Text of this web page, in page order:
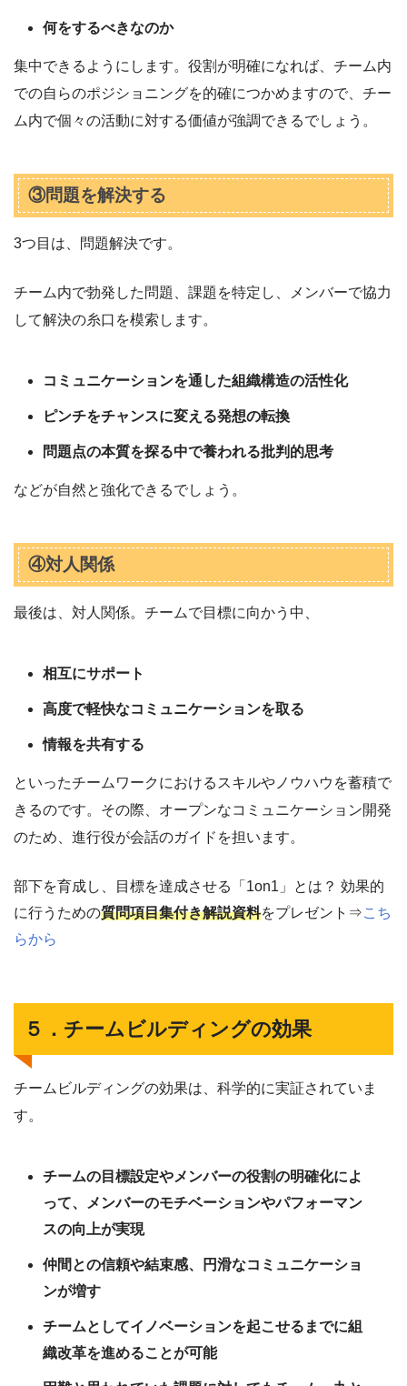
何をするべきなのか
集中できるようにします。役割が明確になれば、チーム内
での自らのポジショニングを的確につかめますので、チー
ム内で個々の活動に対する価値が強調できるでしょう。
③問題を解決する
3つ目は、問題解決です。
チーム内で勃発した問題、課題を特定し、メンバーで協力
して解決の糸口を模索します。
コミュニケーションを通した組織構造の活性化
ピンチをチャンスに変える発想の転換
問題点の本質を探る中で養われる批判的思考
などが自然と強化できるでしょう。
④対人関係
最後は、対人関係。チームで目標に向かう中、
相互にサポート
高度で軽快なコミュニケーションを取る
情報を共有する
といったチームワークにおけるスキルやノウハウを蓄積で
きるのです。その際、オープンなコミュニケーション開発
のため、進行役が会話のガイドを担います。
部下を育成し、目標を達成させる「1on1」とは？ 効果的
に行うための質問項目集付き解説資料をプレゼント⇒こち
らから
５．チームビルディングの効果
チームビルディングの効果は、科学的に実証されていま
す。
チームの目標設定やメンバーの役割の明確化によ
って、メンバーのモチベーションやパフォーマン
スの向上が実現
仲間との信頼や結束感、円滑なコミュニケーショ
ンが増す
チームとしてイノベーションを起こせるまでに組
織改革を進めることが可能